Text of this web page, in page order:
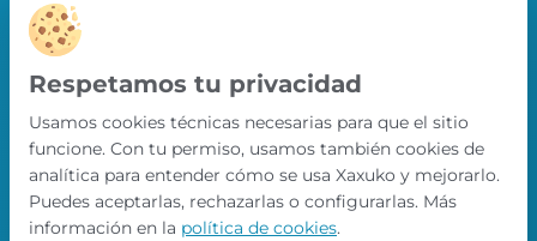
Preferencias de cookies
LLEVA XAXUKO CONTIGO
Chollos, misiones y recompensas desde
nuestra APP.
PRÓXIMAMENTE EN
App Store
Respetamos tu privacidad
Usamos cookies técnicas necesarias para que el sitio
funcione. Con tu permiso, usamos también cookies de
analítica para entender cómo se usa Xaxuko y mejorarlo.
Puedes aceptarlas, rechazarlas o configurarlas. Más
información en la política de cookies.